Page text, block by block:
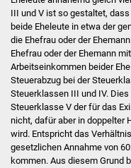
III und V ist so gestaltet,
beide Eheleute in etwa der
die Ehefrau oder der
Ehefrau oder der Ehemann
Arbeitseinkommen beider
Steuerabzug bei der
Steuerklassen III und IV.
Steuerklasse V der für das
nicht, dafür aber in doppelter
wird. Entspricht das
gesetzlichen Annahme von
kommen. Aus diesem Grund